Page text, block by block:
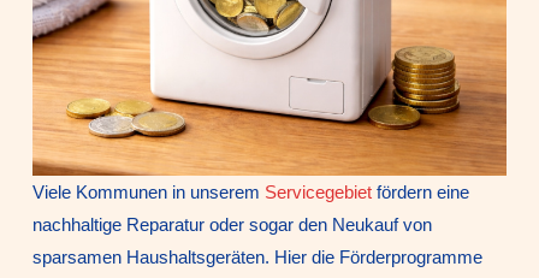
Viele Kommunen in unserem Servicegebietfördern eine
nachhaltige Reparatur oder sogar den Neukauf von
sparsamen Haushaltsgeräten. Hier die Förderprogramme